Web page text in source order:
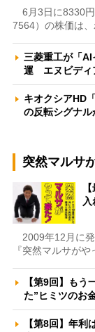
6月3日に8330円
7564）の株価は
三菱重工が「
運 エヌビディ
キオクシアHD
の反転シグナ
突然マルサ
入
2009年12月に発
『突然マルサが
【第9回】も
た”ヒミツのお
【第8回】年